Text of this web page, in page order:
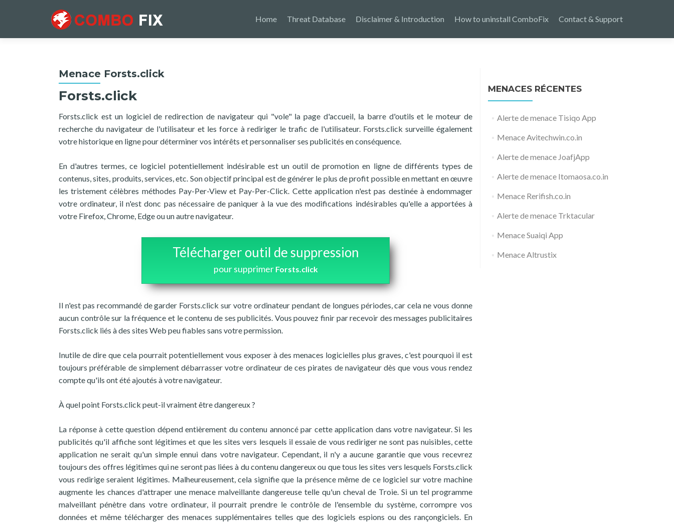
Home Threat Database Disclaimer & Introduction How to uninstall ComboFix Contact & Support
Menace Forsts.click
Forsts.click
Forsts.click est un logiciel de redirection de navigateur qui "vole" la page d'accueil, la barre d'outils et le moteur de
recherche du navigateur de l'utilisateur et les force à rediriger le trafic de l'utilisateur. Forsts.click surveille également
votre historique en ligne pour déterminer vos intérêts et personnaliser ses publicités en conséquence.
En d'autres termes, ce logiciel potentiellement indésirable est un outil de promotion en ligne de différents types de
contenus, sites, produits, services, etc. Son objectif principal est de générer le plus de profit possible en mettant en œuvre
les tristement célèbres méthodes Pay-Per-View et Pay-Per-Click. Cette application n'est pas destinée à endommager
votre ordinateur, il n'est donc pas nécessaire de paniquer à la vue des modifications indésirables qu'elle a apportées à
votre Firefox, Chrome, Edge ou un autre navigateur.
Télécharger outil de suppression
pour supprimer Forsts.click
Il n'est pas recommandé de garder Forsts.click sur votre ordinateur pendant de longues périodes, car cela ne vous donne
aucun contrôle sur la fréquence et le contenu de ses publicités. Vous pouvez finir par recevoir des messages publicitaires
Forsts.click liés à des sites Web peu fiables sans votre permission.
Inutile de dire que cela pourrait potentiellement vous exposer à des menaces logicielles plus graves, c'est pourquoi il est
toujours préférable de simplement débarrasser votre ordinateur de ces pirates de navigateur dès que vous vous rendez
compte qu'ils ont été ajoutés à votre navigateur.
À quel point Forsts.click peut-il vraiment être dangereux ?
La réponse à cette question dépend entièrement du contenu annoncé par cette application dans votre navigateur. Si les
publicités qu'il affiche sont légitimes et que les sites vers lesquels il essaie de vous rediriger ne sont pas nuisibles, cette
application ne serait qu'un simple ennui dans votre navigateur. Cependant, il n'y a aucune garantie que vous recevrez
toujours des offres légitimes qui ne seront pas liées à du contenu dangereux ou que tous les sites vers lesquels Forsts.click
vous redirige seraient légitimes. Malheureusement, cela signifie que la présence même de ce logiciel sur votre machine
augmente les chances d'attraper une menace malveillante dangereuse telle qu'un cheval de Troie. Si un tel programme
malveillant pénètre dans votre ordinateur, il pourrait prendre le contrôle de l'ensemble du système, corrompre vos
données et même télécharger des menaces supplémentaires telles que des logiciels espions ou des rançongiciels. En
MENACES RÉCENTES
Alerte de menace Tisiqo App
Menace Avitechwin.co.in
Alerte de menace JoafjApp
Alerte de menace Itomaosa.co.in
Menace Rerifish.co.in
Alerte de menace Trktacular
Menace Suaiqi App
Menace Altrustix